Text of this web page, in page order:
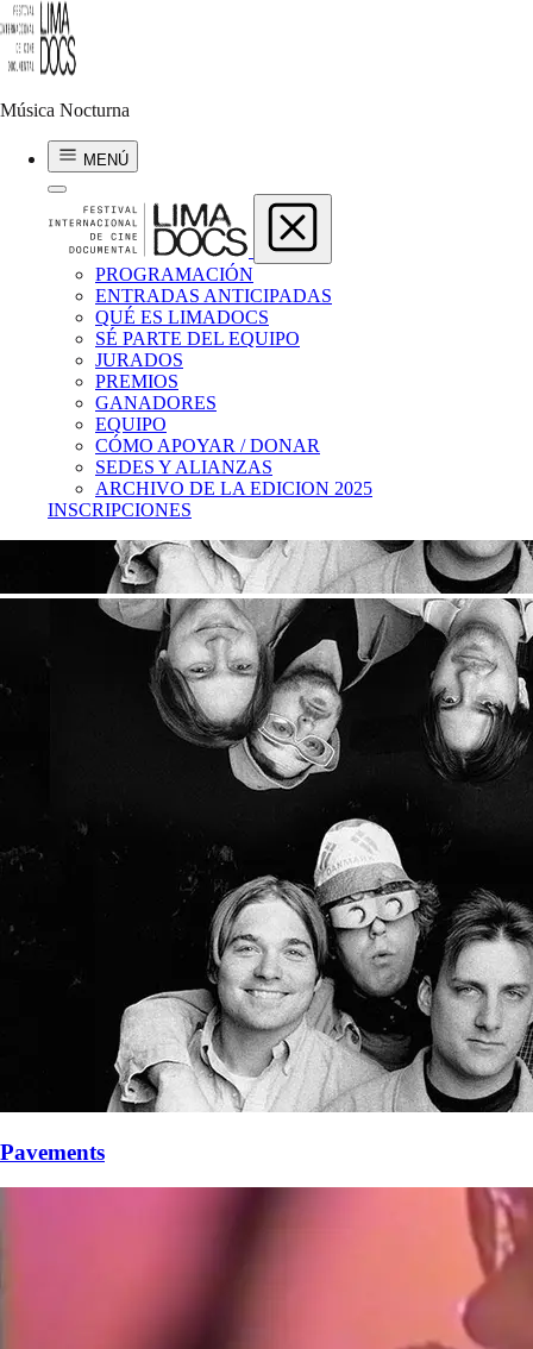
Música Nocturna
MENÚ
PROGRAMACIÓN
ENTRADAS ANTICIPADAS
QUÉ ES LIMADOCS
SÉ PARTE DEL EQUIPO
JURADOS
PREMIOS
GANADORES
EQUIPO
CÓMO APOYAR / DONAR
SEDES Y ALIANZAS
ARCHIVO DE LA EDICION 2025
INSCRIPCIONES
Música Nocturna
Pavements